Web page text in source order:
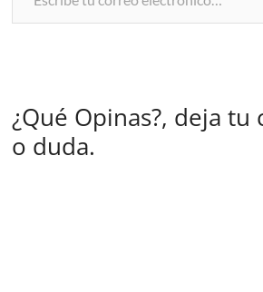
¿Qué Opinas?, deja
o duda.